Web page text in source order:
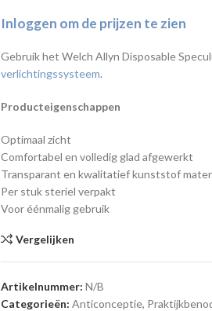
Inloggen om de prijzen te zien
Gebruik het Welch Allyn Disposable
verlichtingssysteem.
Producteigenschappen
Optimaal zicht
Comfortabel en volledig glad afgewerkt
Transparant en kwalitatief kunststof
Per stuk steriel verpakt
Voor éénmalig gebruik
Vergelijken
Artikelnummer: N/B
Categorieën: Anticonceptie,